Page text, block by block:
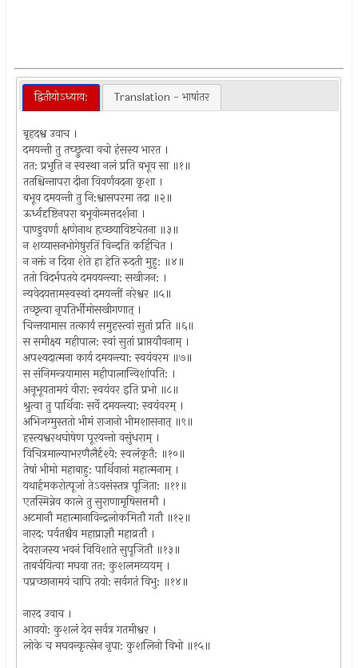
द्वितीयो‍ऽध्याय: Translation - भाषांतर
बृहदश्व उवाच ।
दमयन्ती तु तच्छ्रुत्वा वचो हंसस्य भारत ।
तत: प्रभृति न स्वस्था नलं प्रति बभूव सा ॥१॥
ततश्चिन्तापरा दीना विवर्णवदना कृशा ।
बभूव दमयन्ती तु नि:श्वासपरमा तदा ॥२॥
ऊर्ध्वदृष्टिनपरा बभूवोन्मत्तदर्शना ।
पाण्डुवर्णा क्षणेनाथ हृच्छयाविष्टचेतना ॥३॥
न शय्यासनभोगेषुरतिं विन्दति कर्हिचित ।
न नक्तं न दिवा शेते हा हेति रुदती मुहु: ॥४॥
ततो विदर्भपतये दमययन्त्या: सखीजन: ।
न्यवेदयत्तामस्वस्थां दमयन्तीं नरेश्वर ॥५॥
तच्छृत्वा नृपतिर्भीमोसखीगणात् ।
चिन्तयामास तत्कार्यं समुहस्त्वां सुतां प्रति ॥६॥
स समीक्ष्य महीपाल: स्वां सुतां प्राप्तयौवनाम् ।
अपश्यदात्मना कार्य दमयन्त्या: स्वयंवरम ॥७॥
स संनिमन्त्रयामास महीपालान्विशांपति: ।
अनूभूयतामयं वीरा: स्वयंवर इति प्रभो ॥८॥
श्रुत्वा तु पार्थिवाः सर्वे दमयन्त्या: स्वयंवरम् ।
अभिजग्मुस्ततो भीमं राजानो भीमशासनात् ॥९॥
हस्त्यश्वरथघोषेण पूरयन्तो वसुंधराम् ।
विचित्रमाल्याभरणैलैर्दृश्ये: स्वलंकृतै: ॥१०॥
तेषां भीमो महाबाहु: पार्थिवानां महात्मनाम् ।
यथार्हमकरोत्पूजां तेऽवसंस्तत्र पूजिता: ॥११॥
एतस्मिन्नेव काले तु सुराणामृषिसत्तमौ ।
अटमानौ महात्मानाविन्द्रलोकमितौ गतौ ॥१२॥
नारद: पर्वतश्चैव महाप्राज्ञौ महाव्रतौ ।
देवराजस्य भवनं विविशाते सुपूजितौ ॥१३॥
ताबर्चयित्वा मघवा तत: कुशलमव्ययम् ।
पप्रच्छानामयं चापि तयो: सर्वगतं विभु: ॥१४॥
नारद उवाच ।
आवयो: कुशलं देव सर्वत्र गतमीश्वर ।
लोके च मघवन्कृत्सेन नृपा: कुशलिनो विभो ॥१५॥